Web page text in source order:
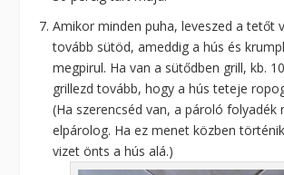
Amikor minden puha, leveszed a tetőt
tovább sütöd, ameddig a hús és
megpirul. Ha van a sütődben grill, kb.
grillezd tovább, hogy a hús teteje
(Ha szerencséd van, a pároló folyadék
elpárolog. Ha ez menet közben
vizet önts a hús alá.)